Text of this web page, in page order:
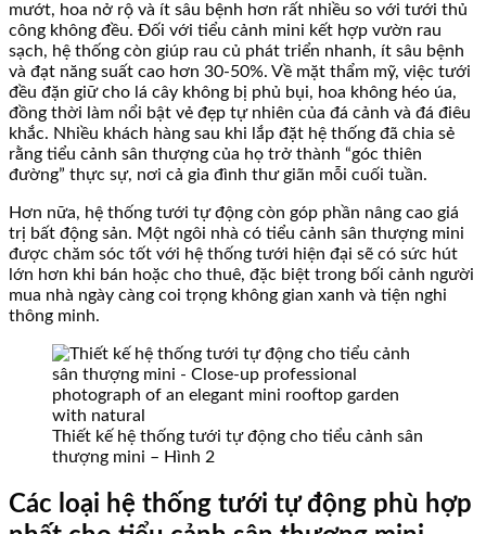
mướt, hoa nở rộ và ít sâu bệnh hơn rất nhiều so với tưới thủ
công không đều. Đối với tiểu cảnh mini kết hợp vườn rau
sạch, hệ thống còn giúp rau củ phát triển nhanh, ít sâu bệnh
và đạt năng suất cao hơn 30-50%. Về mặt thẩm mỹ, việc tưới
đều đặn giữ cho lá cây không bị phủ bụi, hoa không héo úa,
đồng thời làm nổi bật vẻ đẹp tự nhiên của đá cảnh và đá điêu
khắc. Nhiều khách hàng sau khi lắp đặt hệ thống đã chia sẻ
rằng tiểu cảnh sân thượng của họ trở thành “góc thiên
đường” thực sự, nơi cả gia đình thư giãn mỗi cuối tuần.
Hơn nữa, hệ thống tưới tự động còn góp phần nâng cao giá
trị bất động sản. Một ngôi nhà có tiểu cảnh sân thượng mini
được chăm sóc tốt với hệ thống tưới hiện đại sẽ có sức hút
lớn hơn khi bán hoặc cho thuê, đặc biệt trong bối cảnh người
mua nhà ngày càng coi trọng không gian xanh và tiện nghi
thông minh.
Thiết kế hệ thống tưới tự động cho tiểu cảnh sân
thượng mini – Hình 2
Các loại hệ thống tưới tự động phù hợp